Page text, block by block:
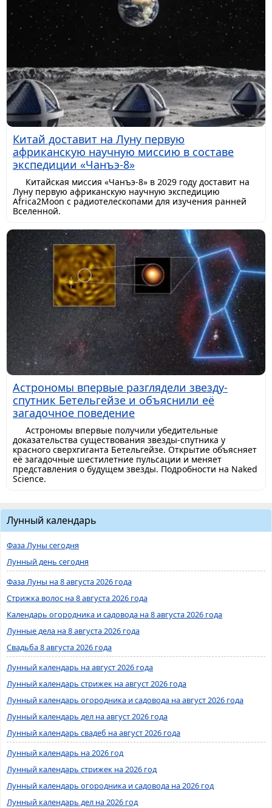
Китай доставит на Луну первую
африканскую научную миссию в составе
экспедиции «Чанъэ-8»
Китайская миссия «Чанъэ-8» в 2029 году доставит на
Луну первую африканскую научную экспедицию
Africa2Moon с радиотелескопами для изучения ранней
Вселенной.
Астрономы впервые разглядели звезду-
спутник Бетельгейзе и объяснили её
загадочное поведение
Астрономы впервые получили убедительные
доказательства существования звезды-спутника у
красного сверхгиганта Бетельгейзе. Открытие объясняет
её загадочные шестилетние пульсации и меняет
представления о будущем звезды. Подробности на Naked
Science.
Лунный календарь
Фаза Луны сегодня
Лунный день сегодня
Фаза Луны на 8 августа 2026 года
Стрижка волос на 8 августа 2026 года
Календарь огородника и садовода на 8 августа 2026 года
Лунные дела на 8 августа 2026 года
Свадьба 8 августа 2026 года
Лунный календарь на август 2026 года
Лунный календарь стрижек на август 2026 года
Лунный календарь огородника и садовода на август 2026 года
Лунный календарь дел на август 2026 года
Лунный календарь свадеб на август 2026 года
Лунный календарь на 2026 год
Лунный календарь стрижек на 2026 год
Лунный календарь огородника и садовода на 2026 год
Лунный календарь дел на 2026 год